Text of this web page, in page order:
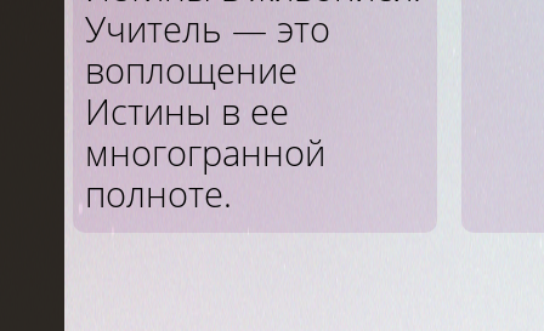
Учитель — это
воплощение
Истины в ее
многогранной
полноте.